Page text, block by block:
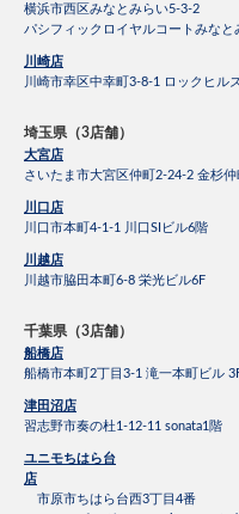
横浜市西区みなとみらい5-3-2
パシフィックロイヤルコートみな
川崎店
川崎市幸区中幸町3-8-1 ロックヒル
埼玉県（3店舗）
大宮店
さいたま市大宮区仲町2-24-2 金杉仲
川口店
川口市本町4-1-1 川口SIビル6階
川越店
川越市脇田本町6-8 栄光ビル6F
千葉県（3店舗）
船橋店
船橋市本町2丁目3-1 滝一本町ビル
津田沼店
習志野市奏の杜1-12-11 sonata1階
ユニモちはら台
店
市原市ちはら台西3丁目4番